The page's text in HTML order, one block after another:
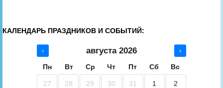
КАЛЕНДАРЬ ПРАЗДНИКОВ И СОБЫТИЙ:
‹ августа 2026 ›
Пн Вт Ср Чт Пт Сб Вс
27 28 29 30 31 1 2